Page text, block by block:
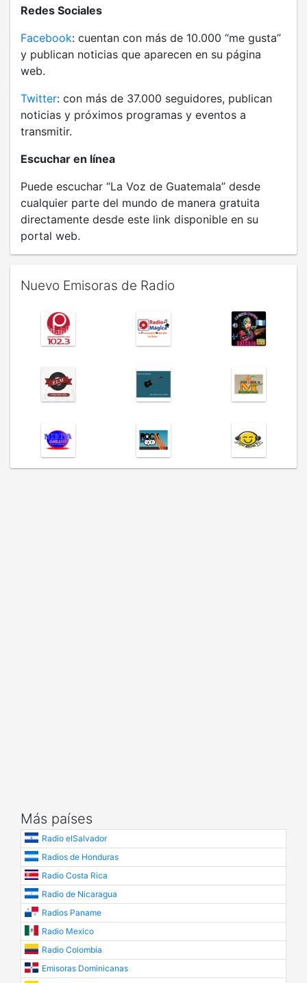
Redes Sociales
Facebook: cuentan con más de 10.000 “me gusta”
y publican noticias que aparecen en su página
web.
Twitter: con más de 37.000 seguidores, publican
noticias y próximos programas y eventos a
transmitir.
Escuchar en línea
Puede escuchar “La Voz de Guatemala” desde
cualquier parte del mundo de manera gratuita
directamente desde este link disponible en su
portal web.
Nuevo Emisoras de Radio
Más países
Radio elSalvador
Radios de Honduras
Radio Costa Rica
Radio de Nicaragua
Radios Paname
Radio Mexico
Radio Colombia
Emisoras Dominicanas